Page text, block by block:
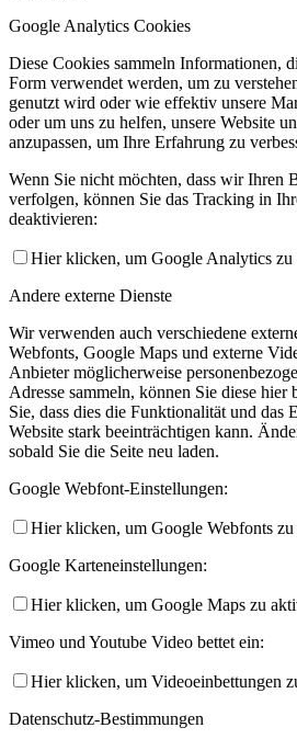
Google Analytics Cookies
Diese Cookies sammeln Informationen,
Form verwendet werden, um zu
genutzt wird oder wie effektiv unsere
oder um uns zu helfen, unsere Website
anzupassen, um Ihre Erfahrung zu
Wenn Sie nicht möchten, dass wir Ihren
verfolgen, können Sie das Tracking in
deaktivieren:
Hier klicken, um Google Analytics zu
Andere externe Dienste
Wir verwenden auch verschiedene
Webfonts, Google Maps und externe
Anbieter möglicherweise
Adresse sammeln, können Sie diese hier
Sie, dass dies die Funktionalität und das
Website stark beeinträchtigen kann.
sobald Sie die Seite neu laden.
Google Webfont-Einstellungen:
Hier klicken, um Google Webfonts
Google Karteneinstellungen:
Hier klicken, um Google Maps zu
Vimeo und Youtube Video bettet ein:
Hier klicken, um Videoeinbettungen
Datenschutz-Bestimmungen